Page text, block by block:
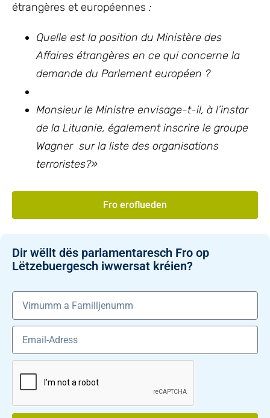
étrangères et européennes :
Quelle est la position du Ministère des
Affaires étrangères en ce qui concerne la
demande du Parlement européen ?
Monsieur le Ministre envisage-t-il, à l’instar
de la Lituanie, également inscrire le groupe
Wagner sur la liste des organisations
terroristes?»
Fro eroflueden
Dir wëllt dës parlamentaresch Fro op
Lëtzebuergesch iwwersat kréien?